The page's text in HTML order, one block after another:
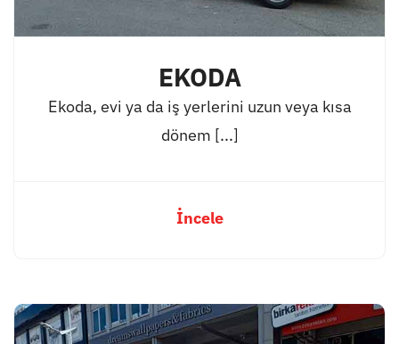
EKODA
Ekoda, evi ya da iş yerlerini uzun veya kısa
dönem [...]
İncele